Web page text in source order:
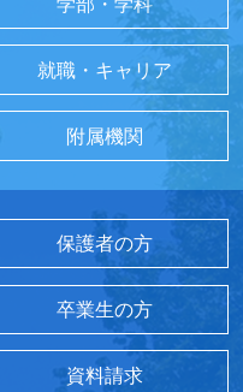
就職・キャリア
附属機関
保護者の方
卒業生の方
資料請求